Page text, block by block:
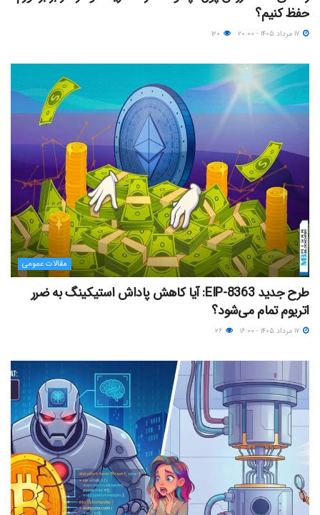
حفظ کنیم؟
مقالات عمومی
طرح جدید EIP-8363: آیا کاهش پاداش استیکینگ به ضرر
اتریوم تمام می‌شود؟